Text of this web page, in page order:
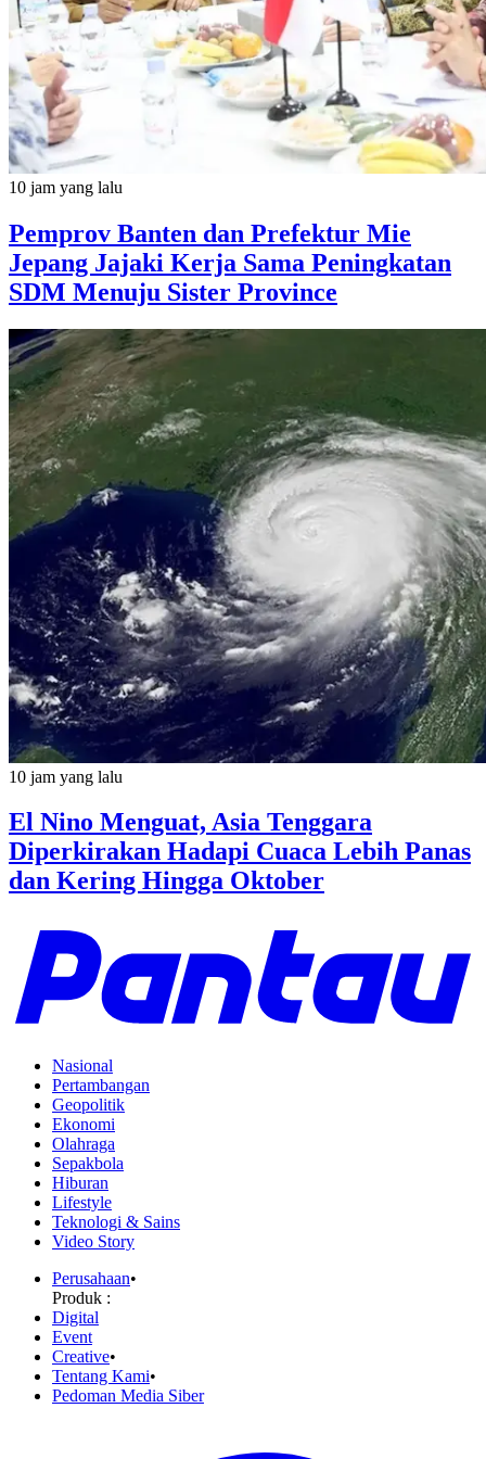
10 jam yang lalu
Pemprov Banten dan Prefektur Mie
Jepang Jajaki Kerja Sama Peningkatan
SDM Menuju Sister Province
10 jam yang lalu
El Nino Menguat, Asia Tenggara
Diperkirakan Hadapi Cuaca Lebih Panas
dan Kering Hingga Oktober
Nasional
Pertambangan
Geopolitik
Ekonomi
Olahraga
Sepakbola
Hiburan
Lifestyle
Teknologi & Sains
Video Story
Perusahaan•
Produk :
Digital
Event
Creative•
Tentang Kami•
Pedoman Media Siber